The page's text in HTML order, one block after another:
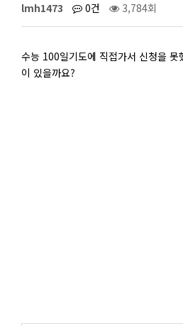
lmh1473 0건 3,784회
수능 100일기도에 직접가서 신청을 못
이 있을까요?